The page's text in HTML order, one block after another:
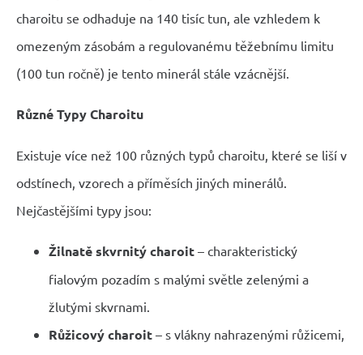
charoitu se odhaduje na 140 tisíc tun, ale vzhledem k
omezeným zásobám a regulovanému těžebnímu limitu
(100 tun ročně) je tento minerál stále vzácnější.
Různé Typy Charoitu
Existuje více než 100 různých typů charoitu, které se liší v
odstínech, vzorech a příměsích jiných minerálů.
Nejčastějšími typy jsou:
Žilnatě skvrnitý charoit – charakteristický
fialovým pozadím s malými světle zelenými a
žlutými skvrnami.
Růžicový charoit – s vlákny nahrazenými růžicemi,